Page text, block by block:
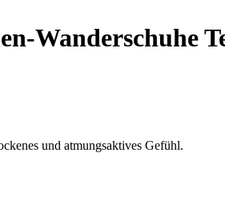
Wanderschuhe
und atmungsaktives Gefühl.